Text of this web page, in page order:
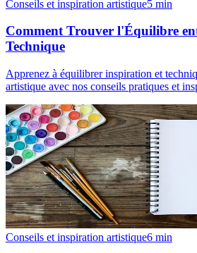
Conseils et inspiration artistique5 min
Comment Trouver l'Équilibre
Technique
Apprenez à équilibrer inspiration et
artistique avec nos conseils pratiques et
Conseils et inspiration artistique6 min